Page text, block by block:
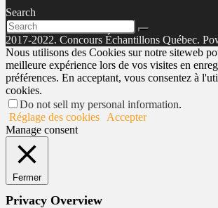
Search
2017-2022. Concours Échantillons Québec.
Nous utilisons des Cookies sur notre siteweb
meilleure expérience lors de vos visites en
préférences. En acceptant, vous consentez à
cookies.
Do not sell my personal information.
Réglage des cookies
Accepter
Manage consent
Fermer
Privacy Overview